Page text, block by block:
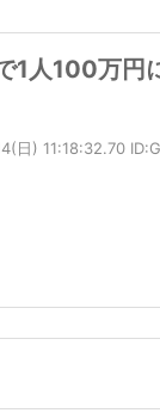
1人100万円
日) 11:18:32.70